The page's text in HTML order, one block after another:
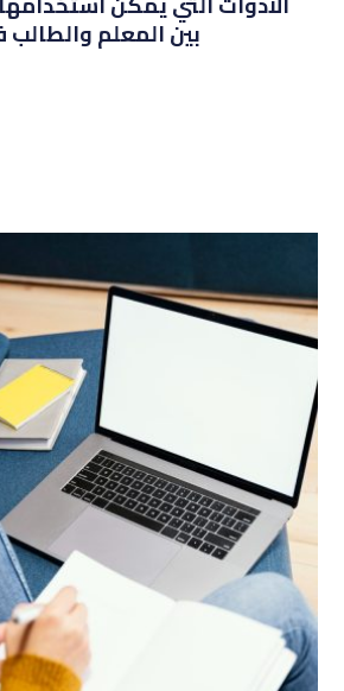
بين المعلم